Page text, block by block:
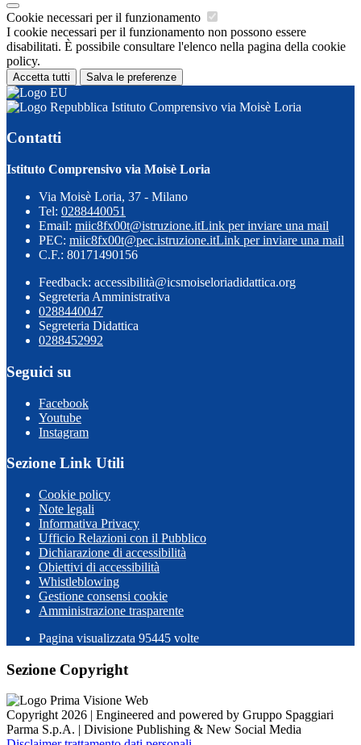
Cookie necessari per il funzionamento
I cookie necessari per il funzionamento non possono essere
disabilitati. È possibile consultare l'elenco nella pagina della cookie
policy.
Accetta tutti Salva le preferenze
Istituto Comprensivo via Moisè Loria
Contatti
Istituto Comprensivo via Moisè Loria
Via Moisè Loria, 37 - Milano
Tel: 0288440051
Email: miic8fx00t@istruzione.itLink per inviare una mail
PEC: miic8fx00t@pec.istruzione.itLink per inviare una mail
C.F.: 80171490156
Feedback: accessibilità@icsmoiseloriadidattica.org
Segreteria Amministrativa
0288440047
Segreteria Didattica
0288452992
Seguici su
Facebook
Youtube
Instagram
Sezione Link Utili
Cookie policy
Note legali
Informativa Privacy
Ufficio Relazioni con il Pubblico
Dichiarazione di accessibilità
Obiettivi di accessibilità
Whistleblowing
Gestione consensi cookie
Amministrazione trasparente
Pagina visualizzata 95445 volte
Sezione Copyright
Copyright 2026 | Engineered and powered by Gruppo Spaggiari
Parma S.p.A. | Divisione Publishing & New Social Media